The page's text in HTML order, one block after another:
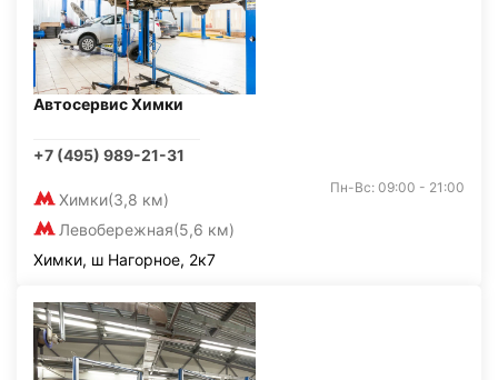
Автосервис Химки
+7 (495) 989-21-31
Химки(3,8 км)
Левобережная(5,6 км)
Пн-Вс: 09:00 - 21:00
Химки, ш Нагорное, 2к7